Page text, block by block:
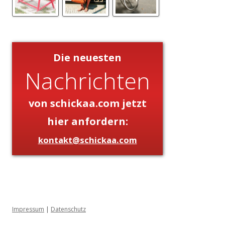
Die neuesten
Nachrichten
von schickaa.com jetzt
hier anfordern:
kontakt@schickaa.com
Impressum | Datenschutz